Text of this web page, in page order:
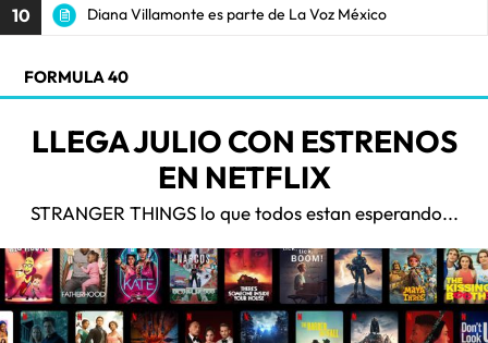
10 Diana Villamonte es parte de La Voz México
FORMULA 40
LLEGA JULIO CON ESTRENOS
EN NETFLIX
STRANGER THINGS lo que todos estan esperando...